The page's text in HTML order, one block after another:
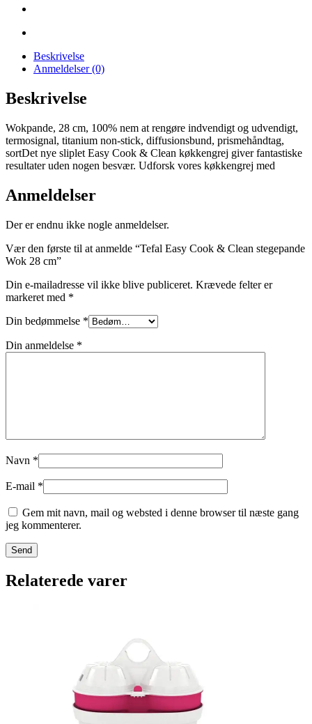
Beskrivelse
Anmeldelser (0)
Beskrivelse
Wokpande, 28 cm, 100% nem at rengøre indvendigt og udvendigt,
termosignal, titanium non-stick, diffusionsbund, prismehåndtag,
sortDet nye sliplet Easy Cook & Clean køkkengrej giver fantastiske
resultater uden nogen besvær. Udforsk vores køkkengrej med
Anmeldelser
Der er endnu ikke nogle anmeldelser.
Vær den første til at anmelde “Tefal Easy Cook & Clean stegepande
Wok 28 cm”
Din e-mailadresse vil ikke blive publiceret. Krævede felter er
markeret med *
Din bedømmelse *
Din anmeldelse *
Navn *
E-mail *
Gem mit navn, mail og websted i denne browser til næste gang
jeg kommenterer.
Relaterede varer